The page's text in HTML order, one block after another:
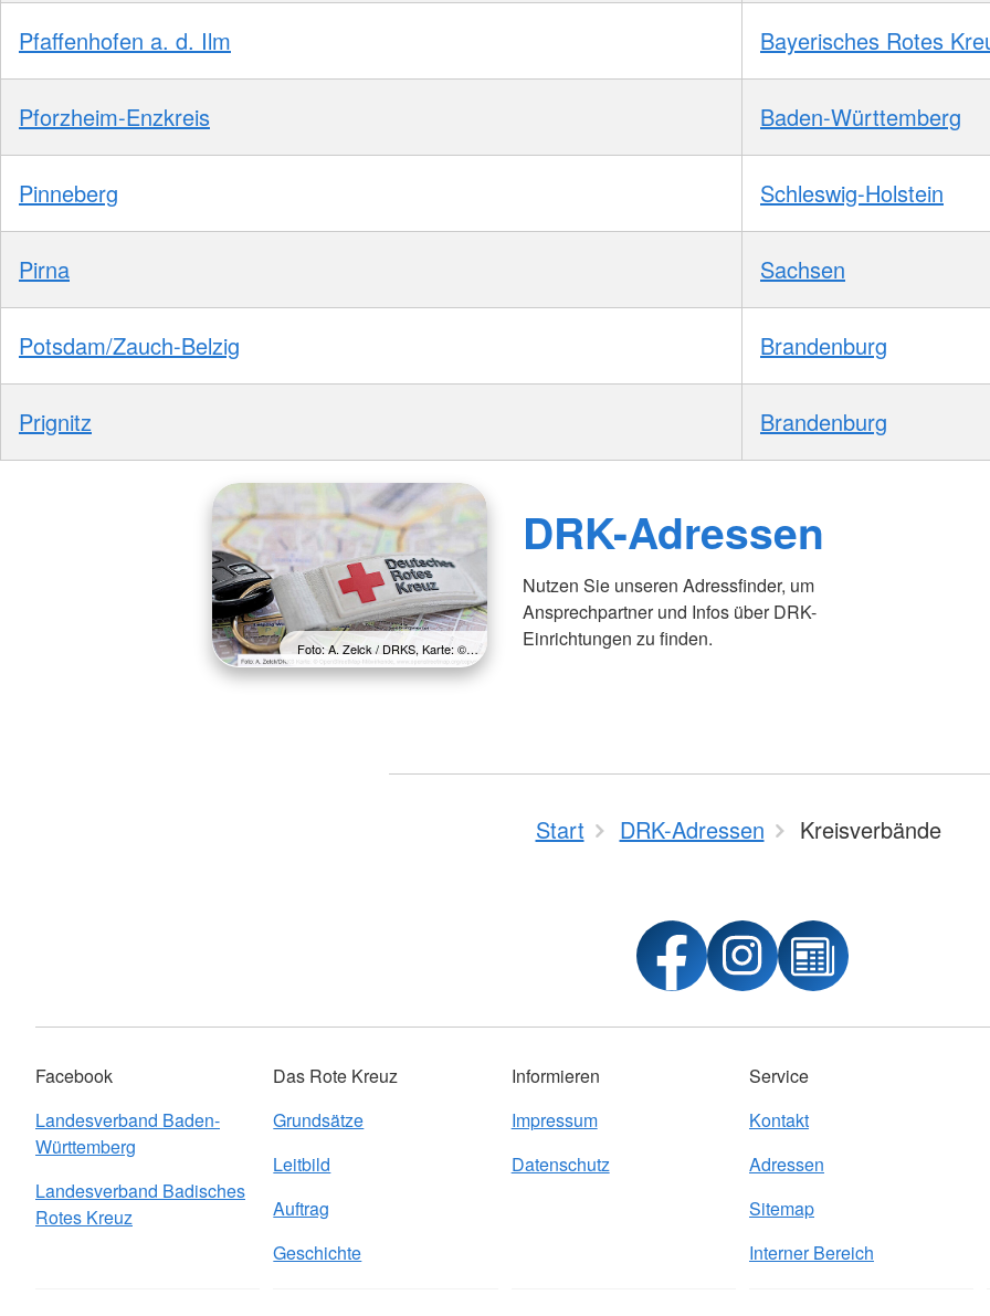
Pfaffenhofen a. d. Ilm Bayerisches Rotes
Pforzheim-Enzkreis Baden-Württemberg
Pinneberg Schleswig-Holstein
Pirna Sachsen
Potsdam/Zauch-Belzig Brandenburg
Prignitz Brandenburg
Foto: A. Zelck / DRKS, Karte: ©…
DRK-Adressen
Nutzen Sie unseren Adressfinder, um
Ansprechpartner und Infos über DRK-
Einrichtungen zu finden.
Start DRK-Adressen Kreisverbände
Facebook
Landesverband Baden-
Württemberg
Landesverband Badisches
Rotes Kreuz
Das Rote Kreuz
Grundsätze
Leitbild
Auftrag
Geschichte
Informieren
Impressum
Datenschutz
Service
Kontakt
Adressen
Sitemap
Interner Bereich